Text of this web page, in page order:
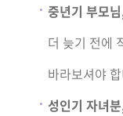
중년기 부모
더 늦기 전에
바라보셔야
성인기 자녀